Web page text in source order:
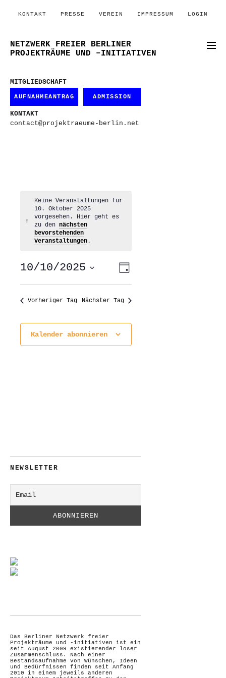
KONTAKT PRESSE VEREIN IMPRESSUM LOGIN
NETZWERK FREIER BERLINER
PROJEKTRÄUME UND –INITIATIVEN
MITGLIEDSCHAFT
AUFNAHMEANTRAG ADMISSION
KONTAKT
contact@projektraeume-berlin.net
Hinweis
Keine Veranstaltungen für
10. Oktober 2025
vorgesehen. Hier geht es
zu dennächsten
bevorstehenden
Veranstaltungen .
ANSICHTEN-
NAVIGATION
VERANSTALTUNG
ANSICHTEN-
Tag
10/10/2025
wählen.
Vorheriger Tag Nächster Tag
Kalender abonnieren
NEWSLETTER
Das Berliner Netzwerk freier
Projekträume und -initiativen ist ein
seit August 2009 existierender loser
Zusammenschluss. Nach einer
Bestandsaufnahme von Wünschen, Ideen
und Bedürfnissen finden seit Anfang
2010 in einem jeweils anderen